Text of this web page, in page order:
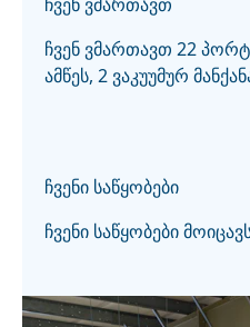
ჩვენ ვმართავთ 22
ამწეს, 2 ვაკუუმურ
ჩვენი საწყობები
ჩვენი საწყობები